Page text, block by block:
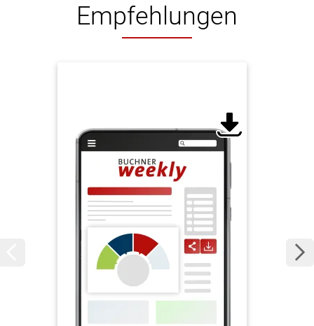
Empfehlungen